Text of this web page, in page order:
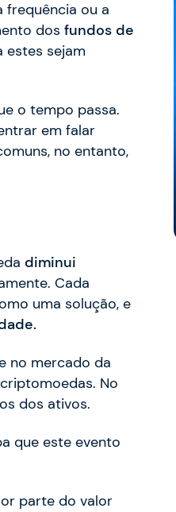
frequência ou a
dos fundos de
estes sejam
o tempo passa.
em falar
no entanto,
diminui
Cada
uma solução, e
no mercado da
No
dos ativos.
que este evento
parte do valor